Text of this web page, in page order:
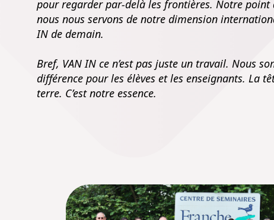
pour regarder par-delà les frontières. Notre point
nous nous servons de notre dimension
IN de demain.
Bref, VAN IN ce n’est pas juste un travail. Nous
différence pour les élèves et les enseignants. La
terre. C’est notre essence.